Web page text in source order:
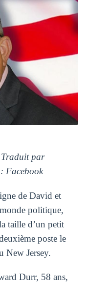
par
de David et
politique,
taille d’un petit
poste le
New Jersey.
Durr, 58 ans,